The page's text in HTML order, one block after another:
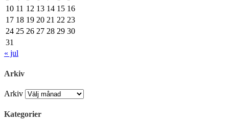
10 11 12 13 14 15 16
17 18 19 20 21 22 23
24 25 26 27 28 29 30
31
« jul
Arkiv
Arkiv
Kategorier